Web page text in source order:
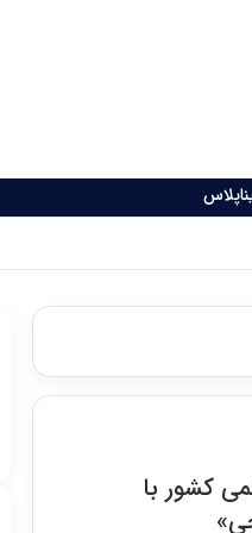
کشور با